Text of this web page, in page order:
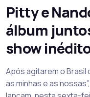
Pitty e
álbum
show
Após agitarem o Brasil
as minhas e as